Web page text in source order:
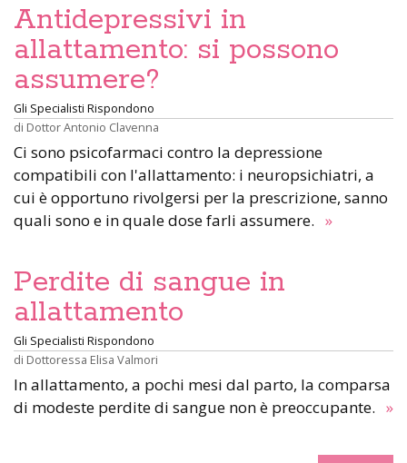
Antidepressivi in
allattamento: si possono
assumere?
Gli Specialisti Rispondono
di Dottor Antonio Clavenna
Ci sono psicofarmaci contro la depressione
compatibili con l'allattamento: i neuropsichiatri, a
cui è opportuno rivolgersi per la prescrizione, sanno
quali sono e in quale dose farli assumere. »
Perdite di sangue in
allattamento
Gli Specialisti Rispondono
di Dottoressa Elisa Valmori
In allattamento, a pochi mesi dal parto, la comparsa
di modeste perdite di sangue non è preoccupante. »